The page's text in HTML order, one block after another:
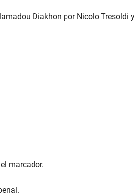
Diakhon por Nicolo Tresoldi y
marcador.